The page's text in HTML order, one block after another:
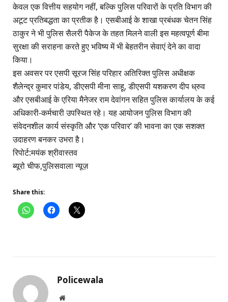
केवल एक वित्तीय सहयोग नहीं, बल्कि पुलिस परिवारों के प्रति विभाग की
अटूट प्रतिबद्धता का प्रतीक है। एसबीआई के शाखा प्रबंधक चेतन सिंह
ठाकुर ने भी पुलिस सैलरी पैकेज के तहत मिलने वाली इस महत्वपूर्ण बीमा
सुरक्षा की सराहना करते हुए भविष्य में भी बेहतरीन सेवाएं देने का वादा
किया।
इस अवसर पर एसपी सूरज सिंह परिहार अतिरिक्त पुलिस अधीक्षक
शैलेन्द्र कुमार पांडेय, डीएसपी मीना साहू, डीएसपी यशकरण दीप ध्रुव
और एसबीआई के एरिया मैनेजर राम देवांगन सहित पुलिस कार्यालय के कई
अधिकारी-कर्मचारी उपस्थित रहे। यह आयोजन पुलिस विभाग की
संवेदनशील कार्य संस्कृति और ‘एक परिवार’ की भावना का एक सशक्त
उदाहरण बनकर उभरा है।
रिपोर्ट:मयंक श्रीवास्तव
ब्यूरो चीफ,पुलिसवाला न्यूज़
Share this:
Policewala
Website